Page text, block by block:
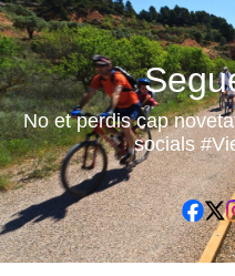
No et perdis cap
socials